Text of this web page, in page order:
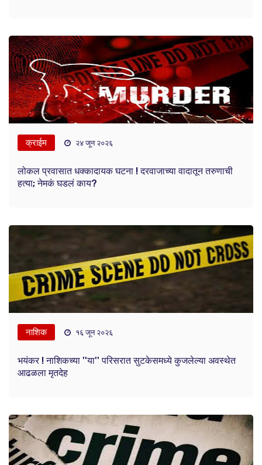
क्राईम २४ जून २०२६
लोकल प्रवासात धक्कादायक घटना ! दरवाजाच्या वादातून तरुणाची
हत्या; नेमकं घडलं काय?
नाशिक १६ जून २०२६
भयंकर ! नाशिकच्या ''या'' परिसरात सुटकेसमध्ये कुजलेल्या अवस्थेत
आढळला मृतदेह